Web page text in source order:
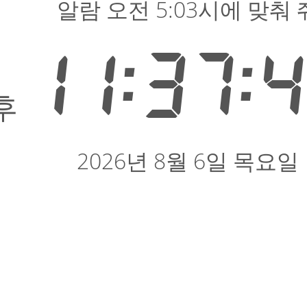
알람 오전 5:03시에 맞춰
2026년 8월 6일 목요일